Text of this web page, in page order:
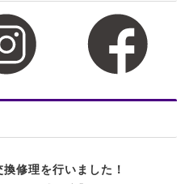
修理を行いました！